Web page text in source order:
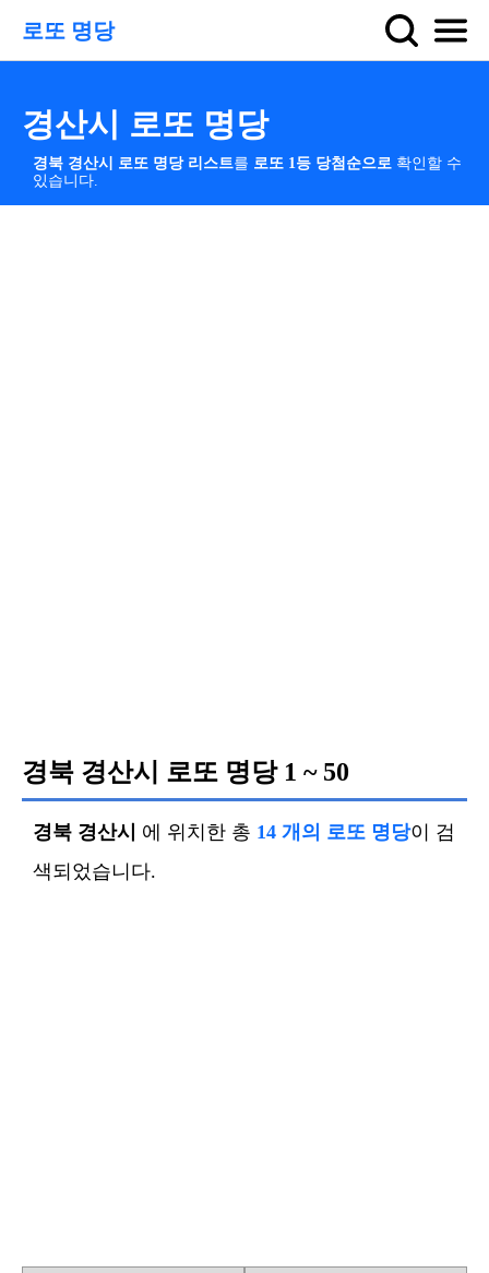
로또 명당
경산시 로또 명당
경북 경산시 로또 명당 리스트를 로또 1등 당첨순으로 확인할 수
있습니다.
경북 경산시 로또 명당1 ~ 50
경북 경산시 에 위치한 총 14 개의 로또 명당이 검
색되었습니다.